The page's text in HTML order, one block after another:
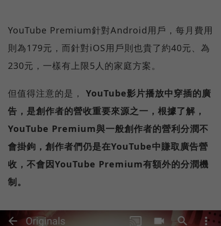
YouTube Premium針對Android用戶，每月費用
則為179元，而針對iOS用戶則也貴了約40元、為
230元，一樣有上限5人的家庭方案。
但值得注意的是， YouTube影片播放中穿插的廣
告，是創作者的營收重要來源之一，根據了解，
YouTube Premium與一般創作者的營利分潤不
會掛鉤，創作者們仍是在YouTube中賺取廣告營
收，不會因YouTube Premium有額外的分潤機
制。